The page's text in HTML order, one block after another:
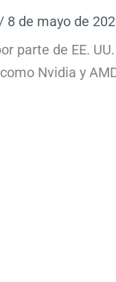
8 de mayo de
parte de EE.
Nvidia y